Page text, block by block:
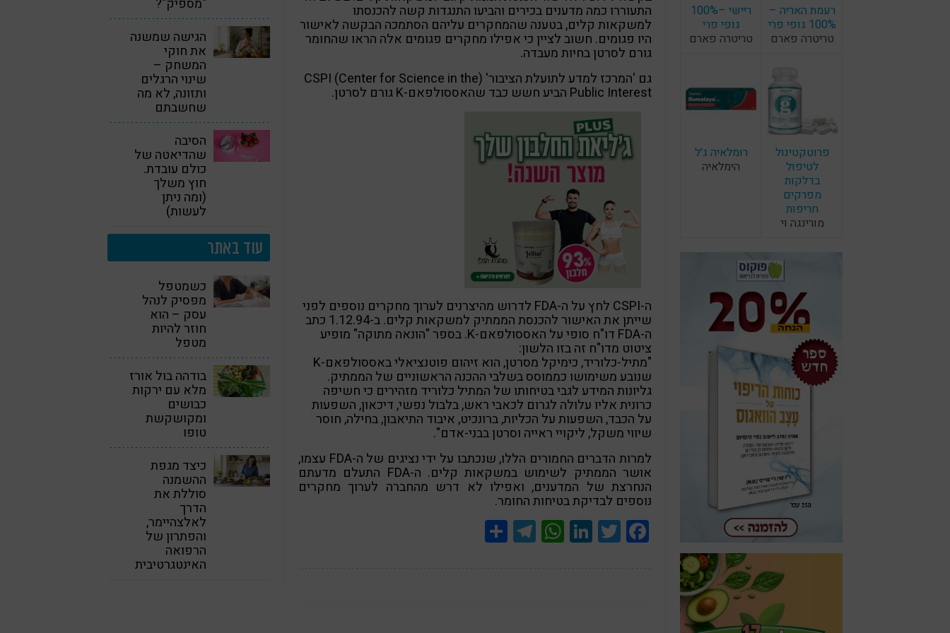
רעמת האריה –
100% גופי פרי
טריטרה פארם
ריישי –100%
גופי פרי
טריטרה פארם
פרוטקטינול
לטיפול
בדלקות
מפרקים
חריפות
מורינגה וי
רומלאיה ג'ל
הימלאיה
התעוררו כמה מדענים בכירים והביעו התנגדות קשה להכנסתו
למשקאות קלים, בטענה שהמחקרים עליהם הסתמכה הבקשה לאישור
היו פגומים. חשוב לציין כי אפילו מחקרים פגומים אלה הראו שהחומר
גורם לסרטן בחיות מעבדה.
גם 'המרכז למדע לתועלת הציבור' (CSPI (Center for Science in the
Public Interest הביע חשש כבד שהאססולפאם-K גורם לסרטן.
ה-CSPI לחץ על ה-FDA לדרוש מהיצרנים לערוך מחקרים נוספים לפני
שייתן את האישור להכנסת הממתיק למשקאות קלים. ב-1.12.94 כתב
ה-FDA דו"ח סופי על האססולפאם-K. בספר "הונאה מתוקה" מופיע
ציטוט מדו"ח זה בזו הלשון:
"מתיל-כלוריד, כימיקל מסרטן, הוא זיהום פוטנציאלי באססולפאם-K
שנובע משימושו כממוסס בשלבי ההכנה הראשוניים של הממתיק.
גליונות המידע לגבי בטיחותו של המתיל כלוריד מזהירים כי חשיפה
כרונית אליו עלולה לגרום לכאבי ראש, בלבול נפשי, דיכאון, השפעות
על הכבד, השפעות על הכליות, ברונכיט, איבוד התיאבון, בחילה, חוסר
שיווי משקל, ליקויי ראייה וסרטן בבני-אדם".
למרות הדברים החמורים הללו, שנכתבו על ידי נציגים של ה-FDA עצמו,
אושר הממתיק לשימוש במשקאות קלים. ה-FDA התעלם מדעתם
הנחרצת של המדענים, ואפילו לא דרש מהחברה לערוך מחקרים
נוספים לבדיקת בטיחות החומר.
Facebook
Twitter
LinkedIn
WhatsApp
Telegram
"מספיק"?
הגישה שמשנה
את חוקי
המשחק –
שינוי הרגלים
ותזונה, לא מה
שחשבתם
הסיבה
שהדיאטה של
כולם עובדת.
חוץ משלך
(ומה ניתן
לעשות)
עוד באתר
כשמטפל
מפסיק לנהל
עסק – הוא
חוזר להיות
מטפל
בודהה בול אורז
מלא עם ירקות
כבושים
ומקושקשת
טופו
כיצד מגפת
ההשמנה
סוללת את
הדרך
לאלצהיימר,
והפתרון של
הרפואה
האינטגרטיבית